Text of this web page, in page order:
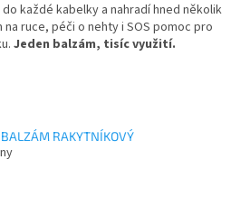
každé kabelky a nahradí hned několik
ruce, péči o nehty i SOS pomoc pro
Jeden balzám, tisíc využití.
RAKYTNÍKOVÝ